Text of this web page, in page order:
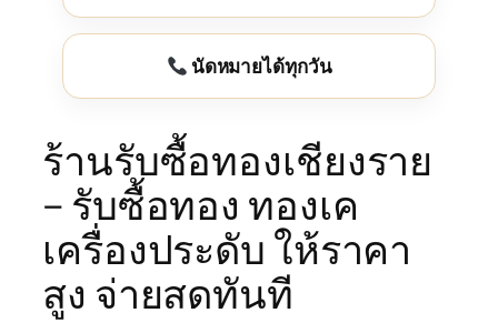
นัดหมายได้ทุกวัน
ร้านรับซื้อทองเชียงราย
– รับซื้อทอง ทองเค
เครื่องประดับ ให้ราคา
สูง จ่ายสดทันที